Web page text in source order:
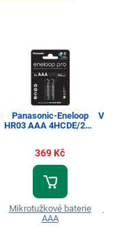
Panasonic-Eneloop
HR03 AAA 4HCDE/2BE
369 Kč
Mikrotužkové baterie
AAA